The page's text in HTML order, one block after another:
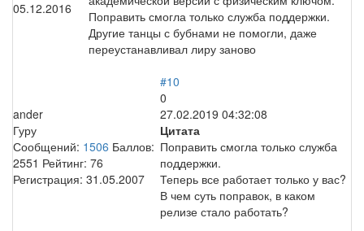
05.12.2016
Поправить смогла только служба поддержки.
Другие танцы с бубнами не помогли, даже
переустанавливал лиру заново
ander
Гуру
Сообщений: 1506 Баллов:
2551 Рейтинг: 76
Регистрация: 31.05.2007
#10
0
27.02.2019 04:32:08
Цитата
Поправить смогла только служба
поддержки.
Теперь все работает только у вас?
В чем суть поправок, в каком
релизе стало работать?